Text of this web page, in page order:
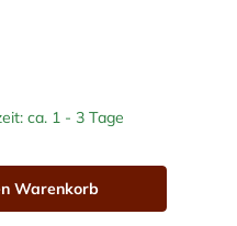
ca. 1 - 3 Tage
Warenkorb